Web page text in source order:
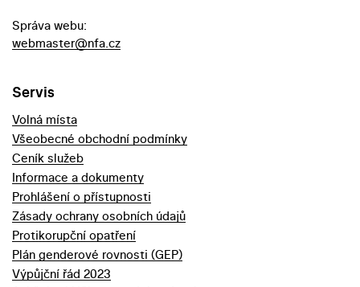
Správa webu:
webmaster@nfa.cz
Servis
Volná místa
Všeobecné obchodní podmínky
Ceník služeb
Informace a dokumenty
Prohlášení o přístupnosti
Zásady ochrany osobních údajů
Protikorupční opatření
Plán genderové rovnosti (GEP)
Výpůjční řád 2023